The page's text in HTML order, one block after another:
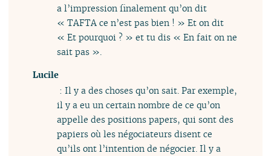
a l’impression finalement qu’on dit
« TAFTA ce n’est pas bien ! » Et on dit
« Et pourquoi ? » et tu dis « En fait on ne
sait pas ».
Lucile
: Il y a des choses qu’on sait. Par exemple,
il y a eu un certain nombre de ce qu’on
appelle des positions papers, qui sont des
papiers où les négociateurs disent ce
qu’ils ont l’intention de négocier. Il y a